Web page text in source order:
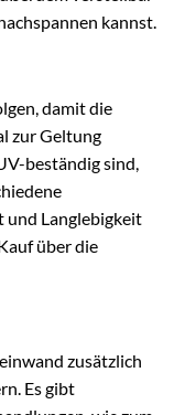
kannst.
damit die
zur Geltung
beständig sind,
und Langlebigkeit
über die
zusätzlich
Es gibt